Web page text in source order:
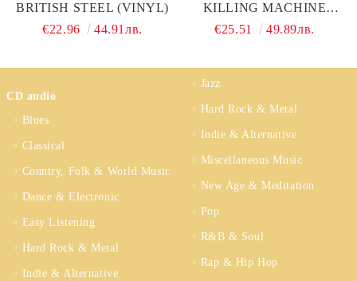
BRITISH STEEL (VINYL)
€22.96
44.91лв.
KILLING MACHINE
(VINYL)
€25.51 49.89лв.
CD audio
Blues
Classical
Country, Folk & World Music
Dance & Electronic
Easy Listening
Hard Rock & Metal
Indie & Alternative
Jazz
Hard Rock & Metal
Indie & Alternative
Miscellaneous Music
New Age & Meditation
Pop
R&B & Soul
Rap & Hip Hop